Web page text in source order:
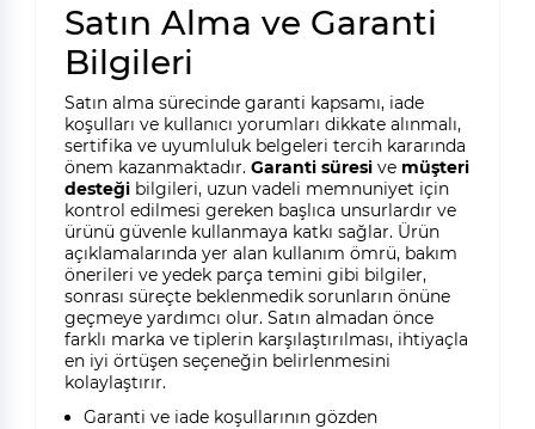
Satın Alma ve Garanti
Bilgileri
Satın alma sürecinde garanti kapsamı, iade
koşulları ve kullanıcı yorumları dikkate alınmalı,
sertifika ve uyumluluk belgeleri tercih kararında
önem kazanmaktadır. Garanti süresive müşteri
desteğibilgileri, uzun vadeli memnuniyet için
kontrol edilmesi gereken başlıca unsurlardır ve
ürünü güvenle kullanmaya katkı sağlar. Ürün
açıklamalarında yer alan kullanım ömrü, bakım
önerileri ve yedek parça temini gibi bilgiler,
sonrası süreçte beklenmedik sorunların önüne
geçmeye yardımcı olur. Satın almadan önce
farklı marka ve tiplerin karşılaştırılması, ihtiyaçla
en iyi örtüşen seçeneğin belirlenmesini
kolaylaştırır.
Garanti ve iade koşullarının gözden